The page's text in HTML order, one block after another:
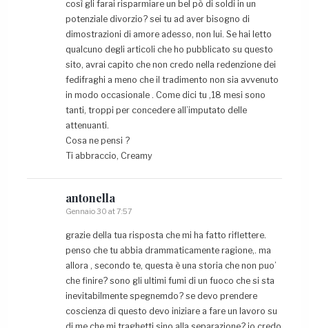
così gli farai risparmiare un bel pò di soldi in un
potenziale divorzio? sei tu ad aver bisogno di
dimostrazioni di amore adesso, non lui. Se hai letto
qualcuno degli articoli che ho pubblicato su questo
sito, avrai capito che non credo nella redenzione dei
fedifraghi a meno che il tradimento non sia avvenuto
in modo occasionale . Come dici tu ,18 mesi sono
tanti, troppi per concedere all’imputato delle
attenuanti.
Cosa ne pensi ?
Ti abbraccio, Creamy
antonella
Gennaio 30 at 7:57
grazie della tua risposta che mi ha fatto riflettere.
penso che tu abbia drammaticamente ragione,. ma
allora , secondo te, questa è una storia che non puo’
che finire? sono gli ultimi fumi di un fuoco che si sta
inevitabilmente spegnemdo? se devo prendere
coscienza di questo devo iniziare a fare un lavoro su